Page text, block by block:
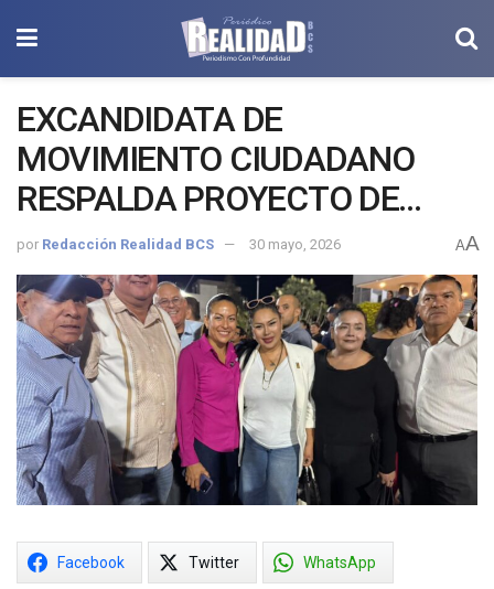
EXCANDIDATA DE
MOVIMIENTO CIUDADANO
RESPALDA PROYECTO DE
MILENA QUIROGA
por Redacción Realidad BCS 30 mayo, 2026 AA
Facebook Twitter WhatsApp